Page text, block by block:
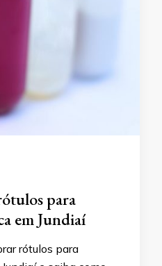
para
em Jundiaí
rótulos para